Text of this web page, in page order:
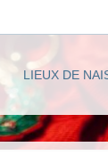
LIEUX DE